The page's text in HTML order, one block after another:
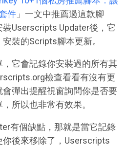
件 」一文中推薦過這款腳
Userscripts Updater後，它
裝的Scripts腳本更新。
它會記錄你安裝過的所有其
檢查看看有沒有更
彈出提醒視窗詢問你是否要
所以也非常有效果。
有個缺點，那就是當它記錄
你後來移除了，Userscripts